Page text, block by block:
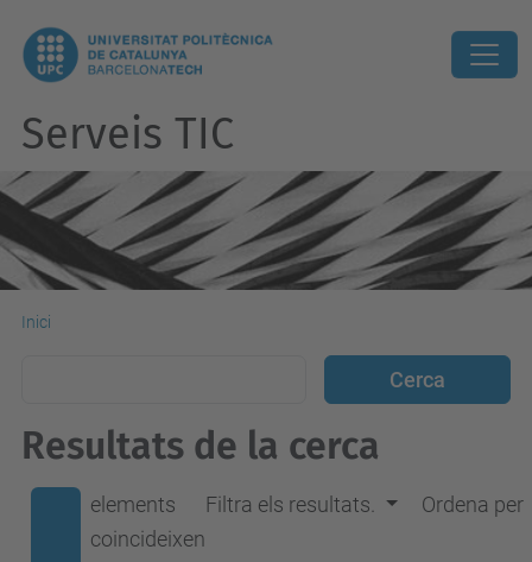
Serveis TIC
Inici
Resultats de la cerca
elements
coincideixen
Filtra els resultats. Ordena per